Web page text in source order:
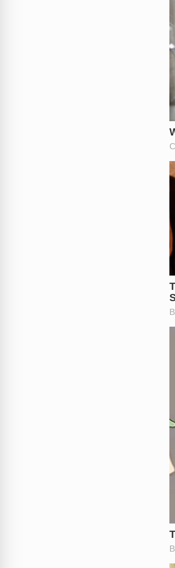
um alerta
A comunidade
permanece
rapidamente
quase custou
Até onde
nos